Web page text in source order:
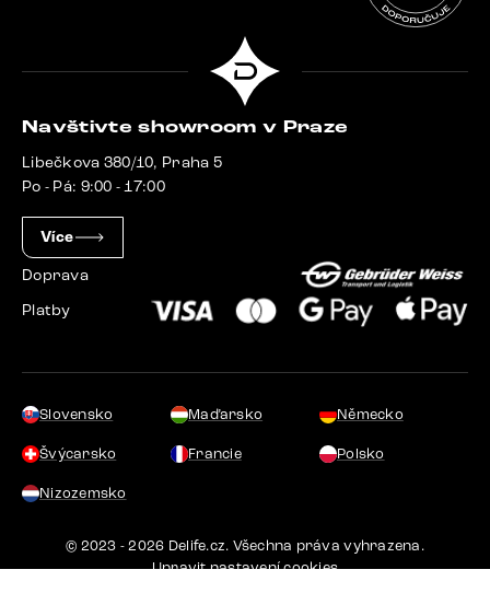
Navštivte showroom v Praze
Libečkova 380/10, Praha 5
Po - Pá: 9:00 - 17:00
Více
Doprava
Platby
Slovensko Maďarsko Německo
Švýcarsko Francie Polsko
Nizozemsko
© 2023 - 2026 Delife.cz. Všechna práva vyhrazena.
Upravit nastavení cookies